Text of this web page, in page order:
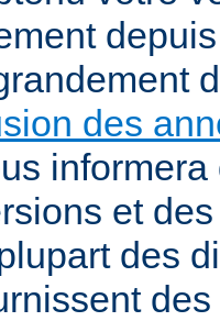
des
et
des